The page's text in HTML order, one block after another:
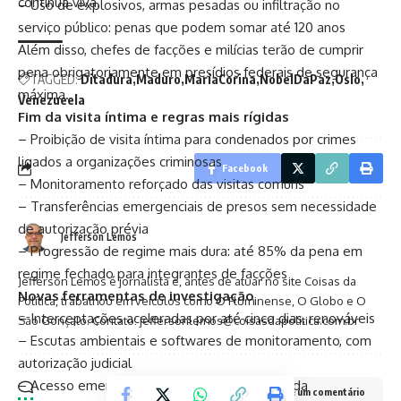
TAGGED:Ditadura Maduro MariaCorina NobelDaPaz Oslo
Venezueela
Facebook
Jefferson Lemos
Jefferson Lemos é jornalista e, antes de atuar no site Coisas da
Política, trabalhou em veículos como O Fluminense, O Globo e O
São Gonçalo. Contato: jeffersonlemos@coisasdapolitica.com.br
Deixe um comentário
– Uso de explosivos, armas pesadas ou infiltração no
serviço público: penas que podem somar até 120 anos
Além disso, chefes de facções e milícias terão de cumprir
pena obrigatoriamente em presídios federais de segurança
máxima.
Fim da visita íntima e regras mais rígidas
– Proibição de visita íntima para condenados por crimes
ligados a organizações criminosas
– Monitoramento reforçado das visitas comuns
– Transferências emergenciais de presos sem necessidade
de autorização prévia
– Progressão de regime mais dura: até 85% da pena em
regime fechado para integrantes de facções
Novas ferramentas de investigação
– Interceptações aceleradas por até cinco dias, renováveis
– Escutas ambientais e softwares de monitoramento, com
autorização judicial
– Acesso emergencial a dados em risco de vida